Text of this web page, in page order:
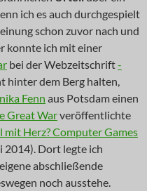
ich es auch durchgespielt
schon zuvor nach und
konnte ich mit einer
bei der Webzeitschrift-
hinter dem Berg halten,
Fenn aus Potsdam einen
Great Warveröffentlichte
Herz? Computer Games
2014). Dort legte ich
abschließende
noch ausstehe.